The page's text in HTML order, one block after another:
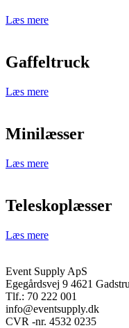
Læs mere
Gaffeltruck
Læs mere
Minilæsser
Læs mere
Teleskoplæsser
Læs mere
Event Supply ApS
Egegårdsvej 9 4621
Tlf.: 70 222 001
info@eventsupply.dk
CVR -nr. 4532 0235